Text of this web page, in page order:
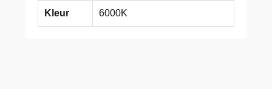
Kleur 6000K